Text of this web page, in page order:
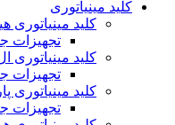
کلید مینیاتوری
کلید مینیاتوری
تجهیزات
کلید مینیاتوری
تجهیزات
کلید مینیاتوری
تجهیزات